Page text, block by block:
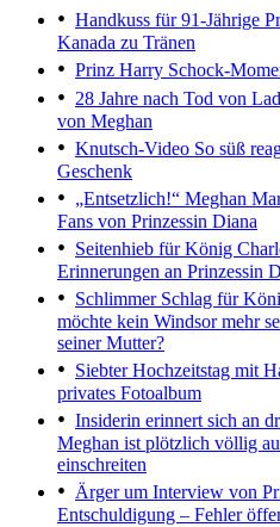
Handkuss für 91-Jährige
Kanada zu Tränen
Prinz Harry Schock-
28 Jahre nach Tod von
von Meghan
Knutsch-Video So süß
Geschenk
„Entsetzlich!“ Meghan
Fans von Prinzessin Diana
Seitenhieb für König
Erinnerungen an Prinzessin
Schlimmer Schlag für
möchte kein Windsor mehr
seiner Mutter?
Siebter Hochzeitstag mit
privates Fotoalbum
Insiderin erinnert sich an
Meghan ist plötzlich völlig
einschreiten
Ärger um Interview von
Entschuldigung – Fehler